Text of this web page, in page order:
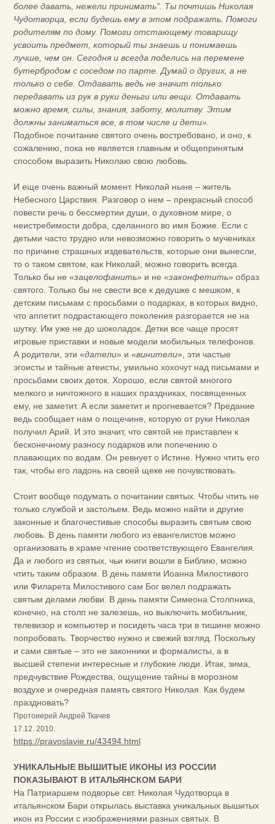
более давать, нежели принимать”. Ты почтишь Николая
Чудотворца, если будешь ему в этом подражать. Помоги
родителям по дому. Помоги отстающему товарищу
усвоить предмет, который ты знаешь и понимаешь
лучше, чем он. Сегодня и всегда поделись на перемене
бутербродом с соседом по парте. Думай о других, а не
только о себе. Отдавать ведь не значит только
передавать из рук в руки деньги или вещи. Отдавать
можно время, силы, знания, заботу, молитву. Этим
должны заниматься все, в том числе и дети».
Подобное почитание святого очень востребовано, и оно, к
сожалению, пока не является главным и общепринятым
способом выразить Николаю свою любовь.
И еще очень важный момент. Николай ныне – житель
Небесного Царствия. Разговор о нем – прекрасный способ
повести речь о бессмертии души, о духовном мире, о
неистребимости добра, сделанного во имя Божие. Если с
детьми часто трудно или невозможно говорить о мучениках
по причине страшных издевательств, которые они вынесли,
то о таком святом, как Николай, можно говорить всегда.
Только бы не «зацелофанить» и не «законфетить» образ
святого. Только бы не свести все к дедушке с мешком, к
детским письмам с просьбами о подарках, в которых видно,
что аппетит подрастающего поколения разгорается не на
шутку. Им уже не до шоколадок. Детки все чаще просят
игровые приставки и новые модели мобильных телефонов.
А родители, эти «датели» и «винители», эти частые
эгоисты и тайные атеисты, умильно хохочут над письмами и
просьбами своих деток. Хорошо, если святой многого
мелкого и ничтожного в наших праздниках, посвященных
ему, не заметит. А если заметит и прогневается? Предание
ведь сообщает нам о пощечине, которую от руки Николая
получил Арий. И это значит, что святой не приставлен к
бесконечному разносу подарков или попечению о
плавающих по водам. Он ревнует о Истине. Нужно чтить его
так, чтобы его ладонь на своей щеке не почувствовать.
Стоит вообще подумать о почитании святых. Чтобы чтить не
только службой и застольем. Ведь можно найти и другие
законные и благочестивые способы выразить святым свою
любовь. В день памяти любого из евангелистов можно
организовать в храме чтение соответствующего Евангелия.
Да и любого из святых, чьи книги вошли в Библию, можно
чтить таким образом. В день памяти Иоанна Милостивого
или Филарета Милостивого сам Бог велел подражать
святым делами любви. В день памяти Симеона Столпника,
конечно, на столп не залезешь, но выключить мобильник,
телевизор и компьютер и посидеть часа три в тишине можно
попробовать. Творчество нужно и свежий взгляд. Поскольку
и сами святые – это не законники и формалисты, а в
высшей степени интересные и глубокие люди. Итак, зима,
предчувствие Рождества, ощущение тайны в морозном
воздухе и очередная память святого Николая. Как будем
праздновать?
Протоиерей Андрей Ткачев
17.12. 2010.
https://pravoslavie.ru/43494.html
УНИКАЛЬНЫЕ ВЫШИТЫЕ ИКОНЫ ИЗ РОССИИ
ПОКАЗЫВАЮТ В ИТАЛЬЯНСКОМ БАРИ
На Патриаршем подворье свт. Николая Чудотворца в
итальянском Бари открылась выставка уникальных вышитых
икон из России с изображениями разных святых. В